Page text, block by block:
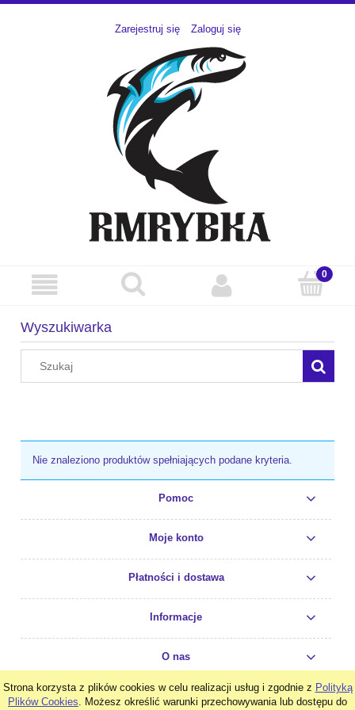
Strona korzysta z plików cookies w celu realizacji usług i zgodnie z Polityką
Plików Cookies. Możesz określić warunki przechowywania lub dostępu do
Zarejestruj się Zaloguj się
Wyszukiwarka
Nie znaleziono produktów spełniających podane kryteria.
Pomoc
Moje konto
Płatności i dostawa
Informacje
O nas
pokaż pełną wersję strony